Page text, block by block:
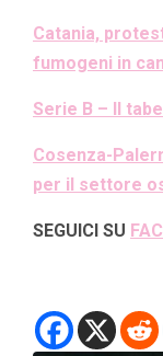
Catania,
fumogeni in
Serie B – Il
Cosenza-
per il settore
SEGUICI SU